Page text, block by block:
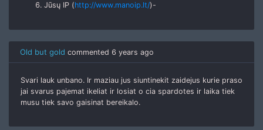
Jūsų IP (http://www.manoip.lt/)-
Old but gold commented 6 years ago
Svari lauk unbano. Ir maziau jus siuntinekit zaidejus kurie praso
jai svarus pajemat ikeliat ir losiat o cia spardotes ir laika tiek
musu tiek savo gaisinat bereikalo.